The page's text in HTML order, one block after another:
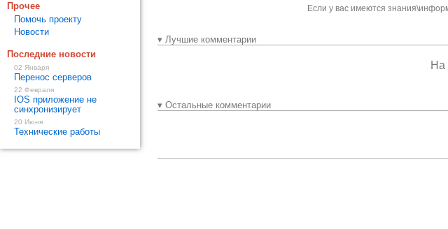
Если у вас имеются
▾ Лучшие комментарии
На
▾ Остальные комментарии
Прочее
Помочь проекту
Новости
Последние новости
02 Января
Перенос серверов
22 Февраля
IOS приложение не
синхронизирует
20 Июня
Технические работы